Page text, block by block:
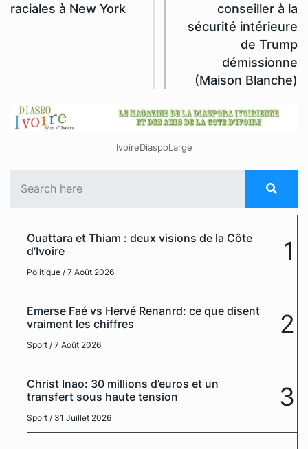
raciales à New York
conseiller à la
sécurité intérieure
de Trump
démissionne
(Maison Blanche)
IvoireDiaspoLarge
Ouattara et Thiam : deux visions de la Côte
d’Ivoire
Politique / 7 Août 2026
1
Emerse Faé vs Hervé Renanrd: ce que disent
vraiment les chiffres
Sport / 7 Août 2026
2
Christ Inao: 30 millions d’euros et un
transfert sous haute tension
Sport / 31 Juillet 2026
3